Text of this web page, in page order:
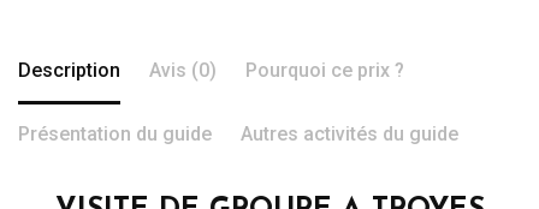
Description Avis (0) Pourquoi ce prix ?
Présentation du guide Autres activités du guide